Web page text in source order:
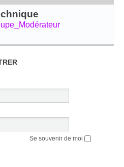
Se souvenir de moi